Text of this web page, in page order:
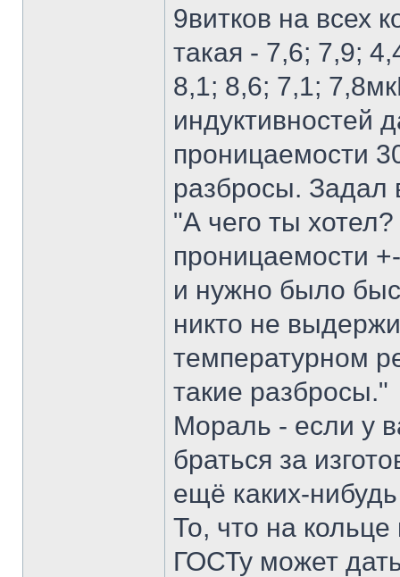
9витков на всех
такая - 7,6; 7,9;
8,1; 8,6; 7,1;
индуктивностей
проницаемости
разбросы. Задал
"А чего ты
проницаемости
и нужно было
никто не
температурном
такие разбросы."
Мораль - если у
браться за
ещё каких-
То, что на
ГОСТу может